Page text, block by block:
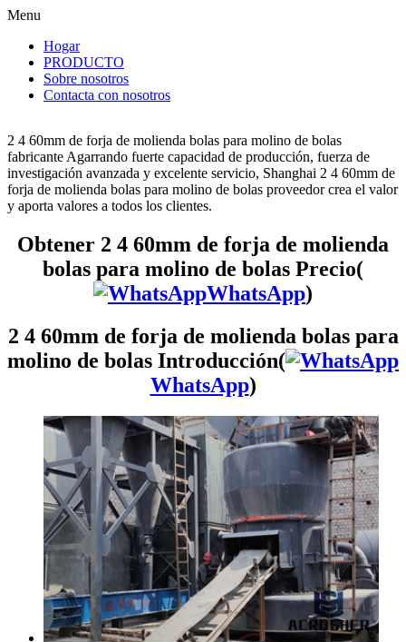
Menu
Hogar
PRODUCTO
Sobre nosotros
Contacta con nosotros
2 4 60mm de forja de molienda bolas para molino de bolas
fabricante Agarrando fuerte capacidad de producción, fuerza de
investigación avanzada y excelente servicio, Shanghai 2 4 60mm de
forja de molienda bolas para molino de bolas proveedor crea el valor
y aporta valores a todos los clientes.
Obtener 2 4 60mm de forja de molienda
bolas para molino de bolas Precio(
WhatsApp)
2 4 60mm de forja de molienda bolas para
molino de bolas Introducción(
WhatsApp)